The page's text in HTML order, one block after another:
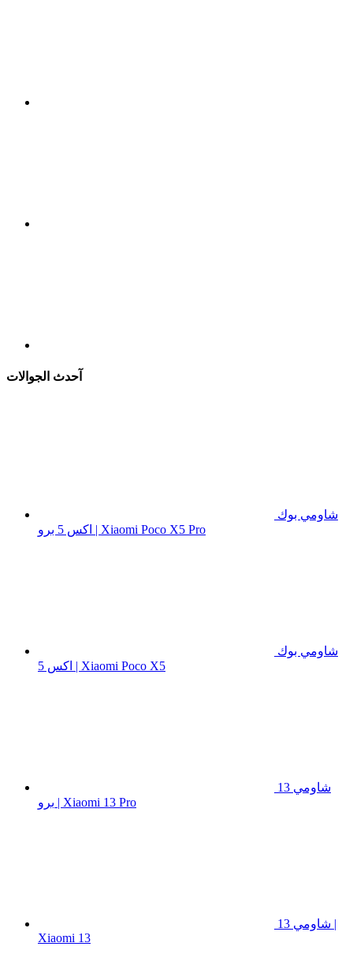
آحدث الجوالات
شاومي بوك
اكس 5 برو | Xiaomi Poco X5 Pro
شاومي بوك
اكس 5 | Xiaomi Poco X5
شاومي 13
برو | Xiaomi 13 Pro
شاومي 13 |
Xiaomi 13